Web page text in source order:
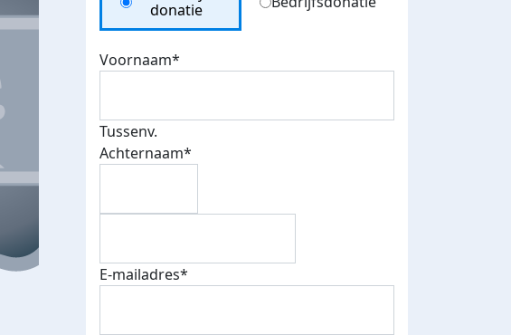
E-mails verstuurd
Top fondsenwerver
donatie
Voornaam*
Tussenv.
Achternaam*
E-mailadres*